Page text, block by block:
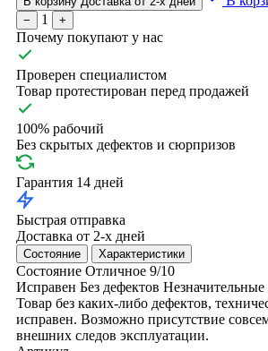
− 1 +
Почему покупают у нас
Проверен специалистом
Товар протестирован перед продажей
100% рабочий
Без скрытых дефектов и сюрпризов
Гарантия 14 дней
Быстрая отправка
Доставка от 2-х дней
Состояние Характеристики
Состояние Отличное 9/10
Исправен Без дефектов Незначительные
Товар без каких-либо дефектов,
исправен. Возможно присутствие
внешних следов эксплуатации.